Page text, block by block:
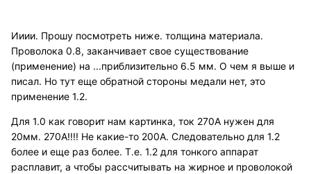
Ииии. Прошу посмотреть ниже. толщина материала.
Проволока 0.8, заканчивает свое существование
(применение) на ...приблизительно 6.5 мм. О чем я выше и
писал. Но тут еще обратной стороны медали нет, это
применение 1.2.
Для 1.0 как говорит нам картинка, ток 270А нужен для
20мм. 270А!!!! Не какие-то 200А. Следовательно для 1.2
более и еще раз более. Т.е. 1.2 для тонкого аппарат
расплавит, а чтобы рассчитывать на жирное и проволокой